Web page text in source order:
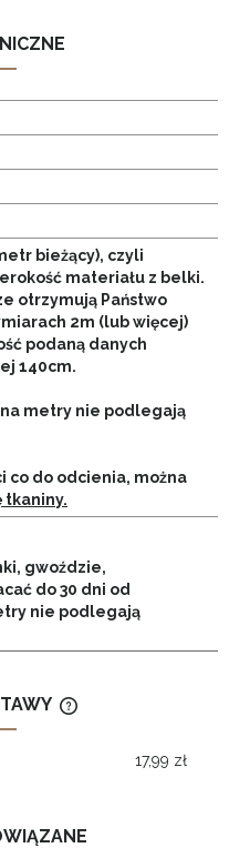
bieżący), czyli
materiału z belki.
otrzymują Państwo
2m (lub więcej)
podaną danych
140cm.
metry nie podlegają
co do odcienia, można
tkaniny.
gwoździe,
do 30 dni od
nie podlegają
17,99 zł